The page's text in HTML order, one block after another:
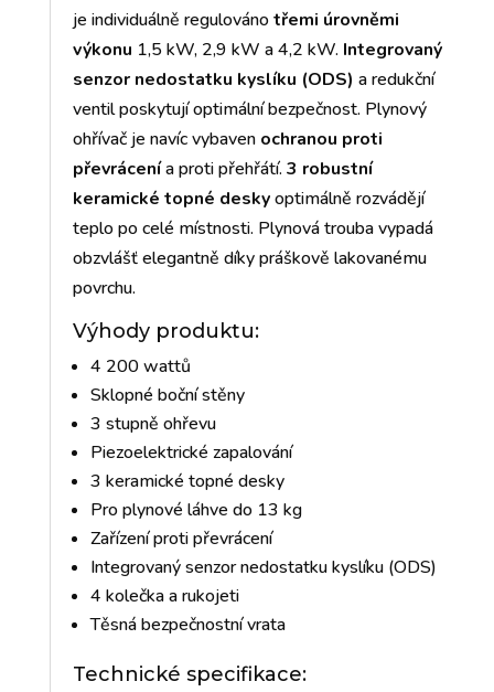
je individuálně regulovánotřemi úrovněmi
výkonu 1,5 kW, 2,9 kW a 4,2 kW. Integrovaný
senzor nedostatku kyslíku (ODS) a redukční
ventil poskytují optimální bezpečnost. Plynový
ohřívač je navíc vybaven ochranou proti
převrácenía proti přehřátí. 3 robustní
keramické topné deskyoptimálně rozvádějí
teplo po celé místnosti. Plynová trouba vypadá
obzvlášť elegantně díky práškově lakovanému
povrchu.
Výhody produktu:
4 200 wattů
Sklopné boční stěny
3 stupně ohřevu
Piezoelektrické zapalování
3 keramické topné desky
Pro plynové láhve do 13 kg
Zařízení proti převrácení
Integrovaný senzor nedostatku kyslíku (ODS)
4 kolečka a rukojeti
Těsná bezpečnostní vrata
Technické specifikace: